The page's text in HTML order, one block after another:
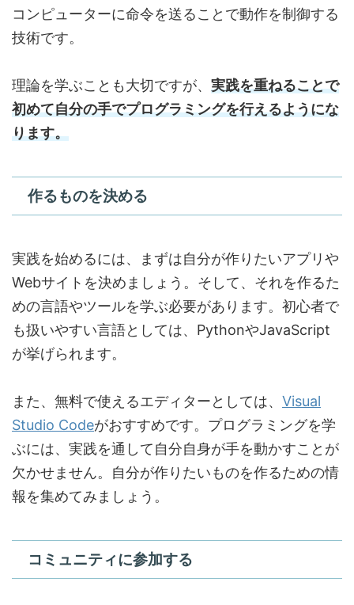
コンピューターに命令を送ることで動作を制御する
技術です。
理論を学ぶことも大切ですが、 実践を重ねることで
初めて自分の手でプログラミングを行えるようにな
ります。
作るものを決める
実践を始めるには、まずは自分が作りたいアプリや
Webサイトを決めましょう。そして、それを作るた
めの言語やツールを学ぶ必要があります。初心者で
も扱いやすい言語としては、PythonやJavaScript
が挙げられます。
また、無料で使えるエディターとしては、 Visual
Studio Codeがおすすめです。プログラミングを学
ぶには、実践を通して自分自身が手を動かすことが
欠かせません。自分が作りたいものを作るための情
報を集めてみましょう。
コミュニティに参加する